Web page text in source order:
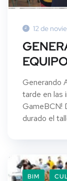
12 de
Generando
tarde en las
GameBCN!
durado el
BIM